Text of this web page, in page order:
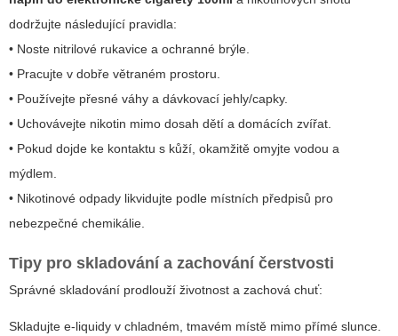
dodržujte následující pravidla:
• Noste nitrilové rukavice a ochranné brýle.
• Pracujte v dobře větraném prostoru.
• Používejte přesné váhy a dávkovací jehly/capky.
• Uchovávejte nikotin mimo dosah dětí a domácích zvířat.
• Pokud dojde ke kontaktu s kůží, okamžitě omyjte vodou a
mýdlem.
• Nikotinové odpady likvidujte podle místních předpisů pro
nebezpečné chemikálie.
Tipy pro skladování a zachování čerstvosti
Správné skladování prodlouží životnost a zachová chuť:
Skladujte e-liquidy v chladném, tmavém místě mimo přímé slunce.